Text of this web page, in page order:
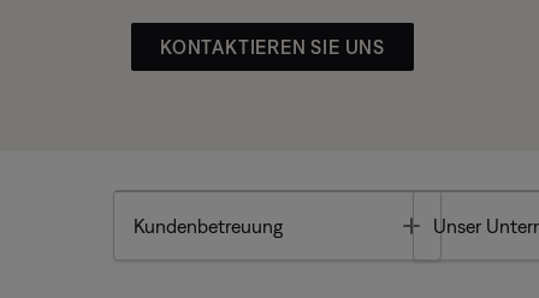
KONTAKTIEREN SIE UNS
Kundenbetreuung Toggle
Unser